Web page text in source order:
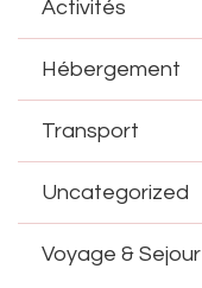
Activités
Hébergement
Transport
Uncategorized
Voyage & Sejour